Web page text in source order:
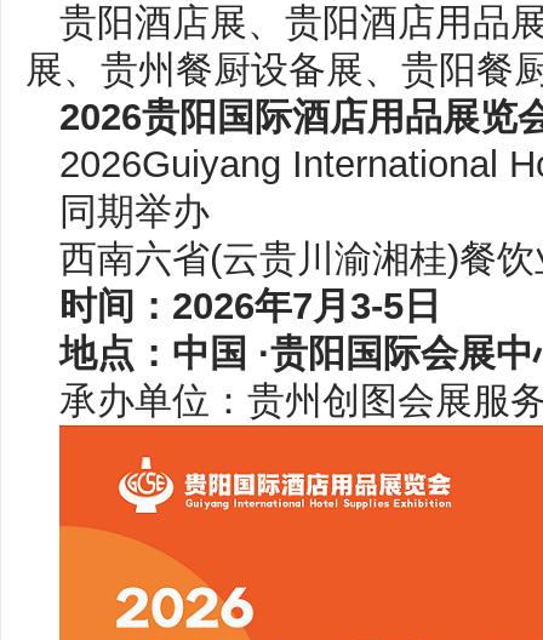
贵阳酒店展、贵阳酒店用品
展、贵州餐厨设备展、贵阳餐
2026贵阳国际酒店用品展览
2026Guiyang International
同期举办
西南六省(云贵川渝湘桂)餐
时间：2026年7月3-5日
地点：中国 ·贵阳国际会展中
承办单位：贵州创图会展服